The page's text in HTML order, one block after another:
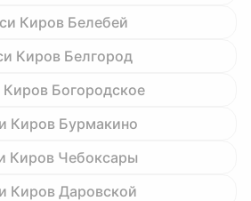
Киров Белебей
Киров Белгород
Киров Богородское
Киров Бурмакино
Киров Чебоксары
Киров Даровской